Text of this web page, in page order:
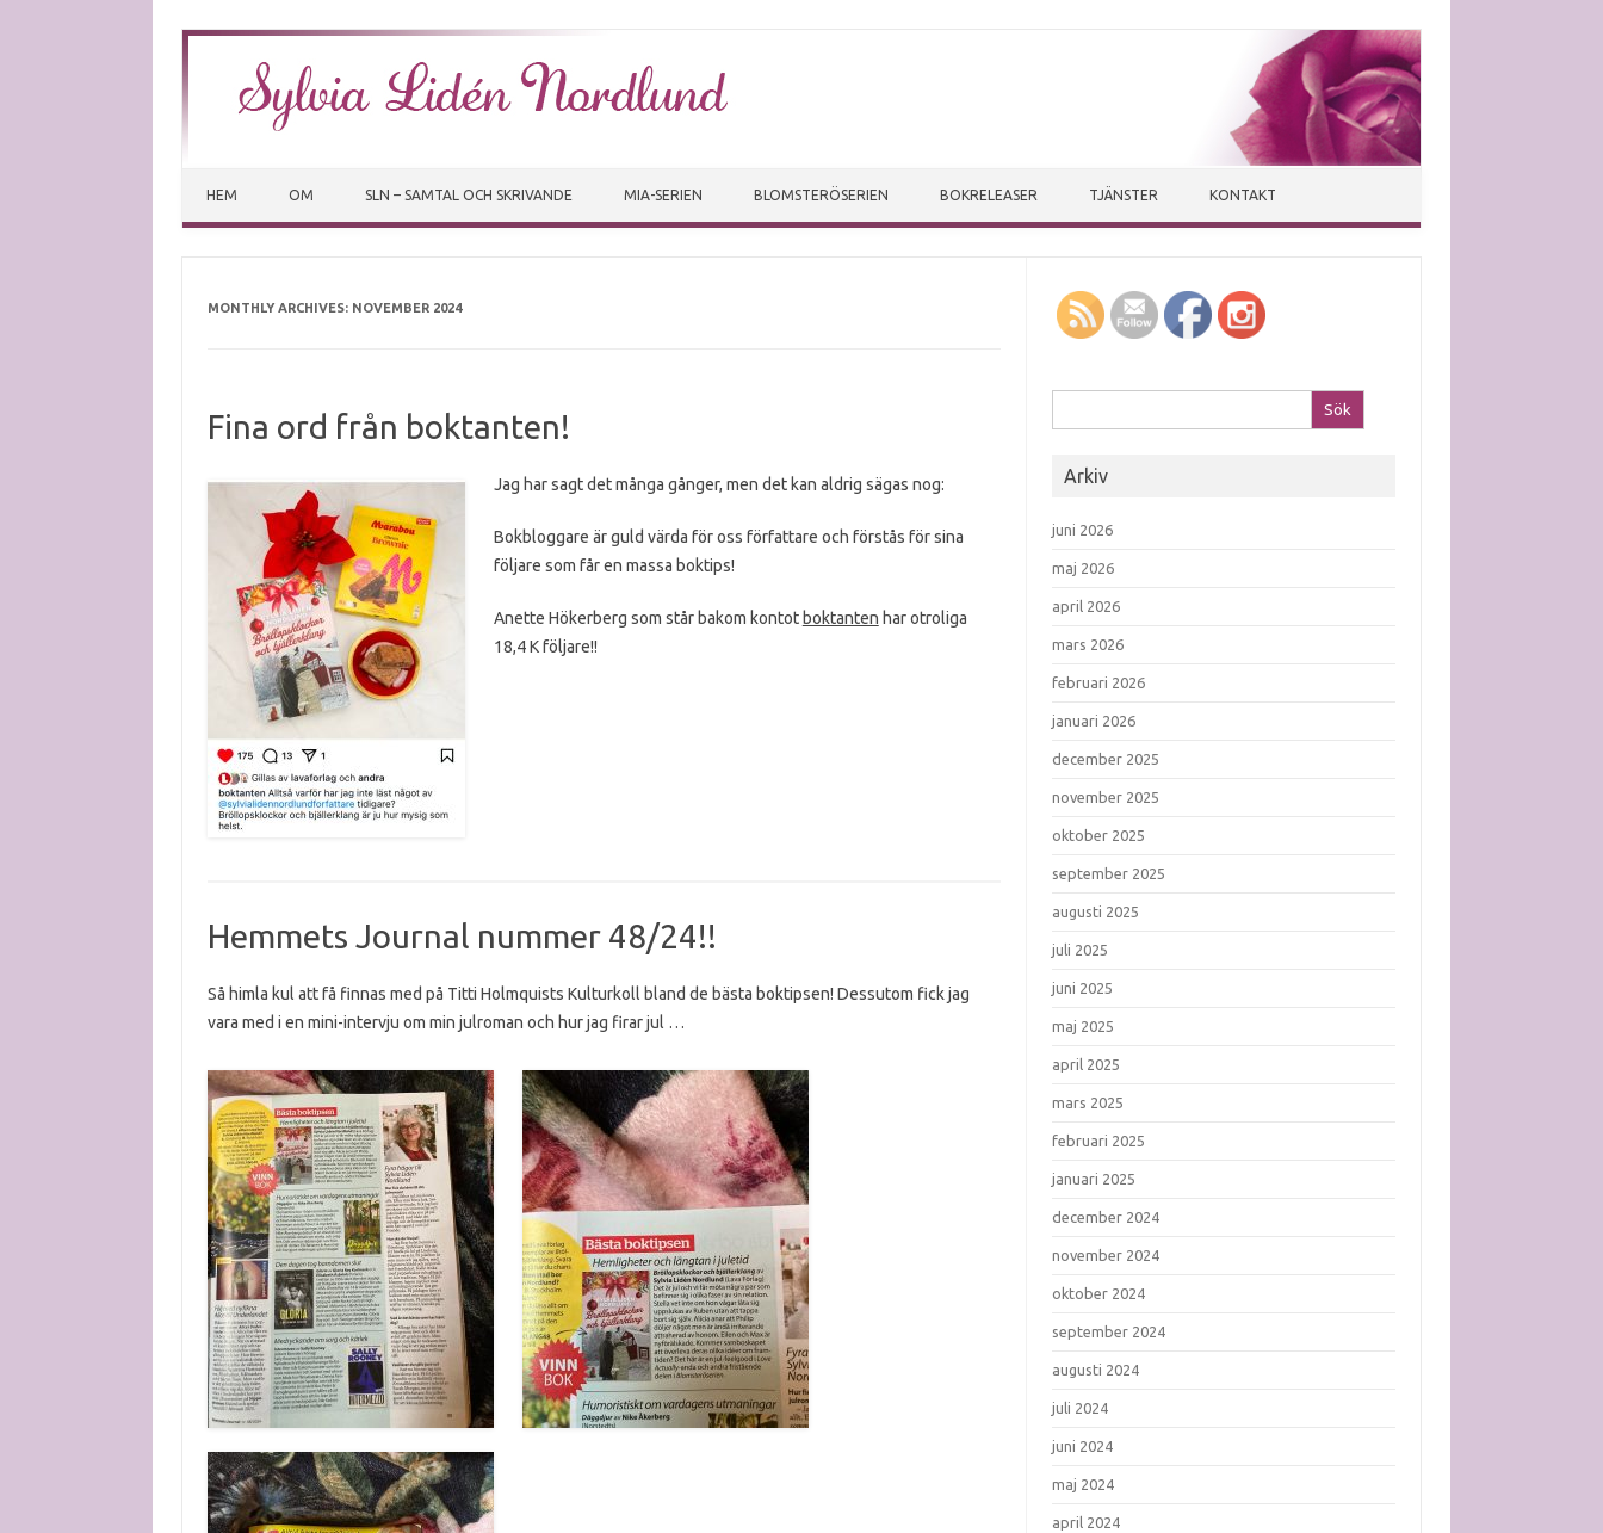
HEM OM SLN – SAMTAL OCH SKRIVANDE MIA-SERIEN BLOMSTERÖSERIEN BOKRELEASER TJÄNSTER KONTAKT
MONTHLY ARCHIVES: NOVEMBER 2024
Fina ord från boktanten!
Jag har sagt det många gånger, men det kan aldrig sägas nog:
Bokbloggare är guld värda för oss författare och förstås för sina
följare som får en massa boktips!
Anette Hökerberg som står bakom kontot boktanten har otroliga
18,4 K följare!!
Hemmets Journal nummer 48/24!!
Så himla kul att få finnas med på Titti Holmquists Kulturkoll bland de bästa boktipsen! Dessutom fick jag
vara med i en mini-intervju om min julroman och hur jag firar jul …
Arkiv
juni 2026
maj 2026
april 2026
mars 2026
februari 2026
januari 2026
december 2025
november 2025
oktober 2025
september 2025
augusti 2025
juli 2025
juni 2025
maj 2025
april 2025
mars 2025
februari 2025
januari 2025
december 2024
november 2024
oktober 2024
september 2024
augusti 2024
juli 2024
juni 2024
maj 2024
april 2024